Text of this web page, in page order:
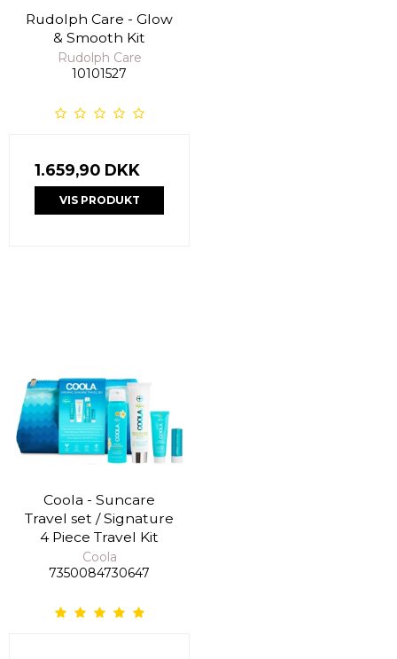
Rudolph Care - Glow
& Smooth Kit
Rudolph Care
10101527
1.659,90 DKK
VIS PRODUKT
Coola - Suncare
Travel set / Signature
4 Piece Travel Kit
Coola
7350084730647